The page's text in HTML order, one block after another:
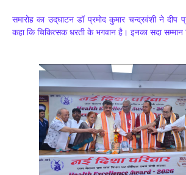
समारोह का उद्‌घाटन डॉ प्रमोद कुमार चन्द्रवंशी ने
कहा कि चिकित्सक धरती के भगवान है। इनका सदा सम्मान